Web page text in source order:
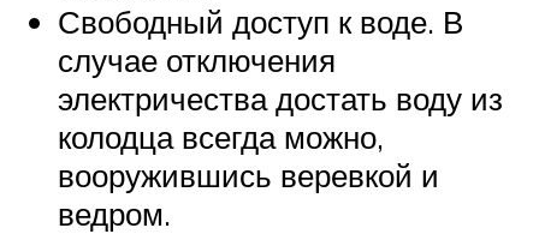
Свободный доступ к воде. В
случае отключения
электричества достать воду из
колодца всегда можно,
вооружившись веревкой и
ведром.